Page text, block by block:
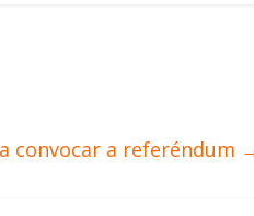
convocar a referéndum